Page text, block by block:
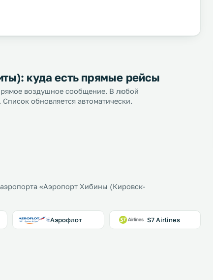
куда есть прямые рейсы
воздушное сообщение. В любой
обновляется автоматически.
«Аэропорт Хибины (Кировск-
Аэрофлот S7 Airlines